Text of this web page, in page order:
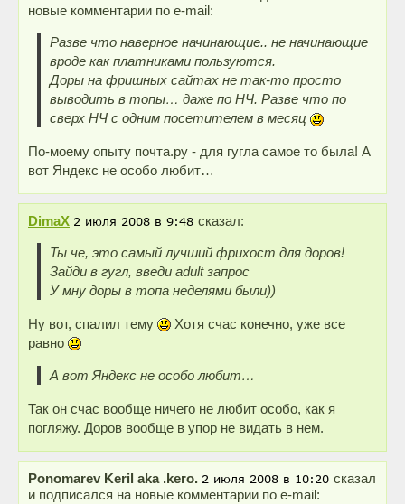
новые комментарии по e-mail:
Разве что наверное начинающие.. не начинающие
вроде как платниками пользуются.
Доры на фришных сайтах не так-то просто
выводить в топы… даже по НЧ. Разве что по
сверх НЧ с одним посетителем в месяц
По-моему опыту почта.ру - для гугла самое то была! А
вот Яндекс не особо любит…
DimaX сказал:
Ты че, это самый лучший фрихост для доров!
Зайди в гугл, введи adult запрос
У мну доры в топа неделями были))
Ну вот, спалил тему
Хотя счас конечно, уже все
равно
А вот Яндекс не особо любит…
Так он счас вообще ничего не любит особо, как я
погляжу. Доров вообще в упор не видать в нем.
Ponomarev Keril aka .kero.
сказал
и подписался на новые комментарии по e-mail: